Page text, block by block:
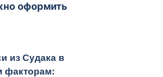
оформить
из Судака в
факторам: